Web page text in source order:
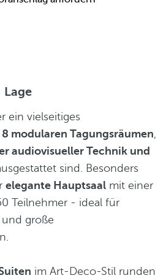
Lage
ein vielseitiges
8 modularen Tagungsräumen,
audiovisueller Technik und
sind. Besonders
elegante Hauptsaal mit einer
Teilnehmer - ideal für
und große
im Art-Deco-Stil runden